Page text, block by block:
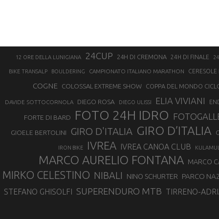
12 ORE DELLA LUNIGIANA 24CUP 24H DI CREMONA 24H DI FINALE
BIKE TRANSALP BOULDERING CAMPIONATO ITALIANO MARATHON CERESOLE
COGNE COLOSSAL EXTREME SHOW COPPA DEL MONDO
DAVIDE SOTTOCORNOLA DIEGO ROSA DIEGO ULISSI ELIA VIVIANI
FORTE DI BARD FOTO 24H IDRO
GIOELE BERTOLINI GIRO D'ITALIA GIRO D’ITALIA
IRON BIKE IVREA IVREA CANOA CLUB
MARCO AURELIO FONTANA MARCO
MIRKO CELESTINO NIBALI NINO SCHURTER PARCO
STEFANO GHISOLFI SUPERENDURO MTB TIRRENO-